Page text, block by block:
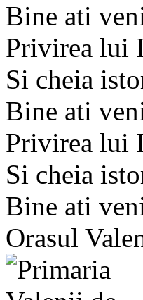
Bine ati
Privirea lui
Si cheia
Bine ati
Privirea lui
Si cheia
Bine ati
Orasul